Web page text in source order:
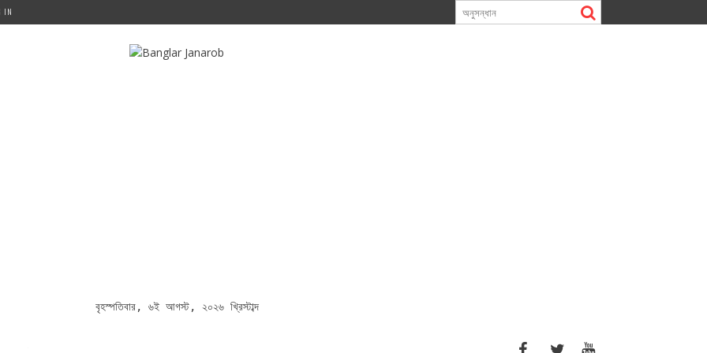
IN
বৃহস্পতিবার, ৬ই আগস্ট, ২০২৬ খ্রিস্টাব্দ